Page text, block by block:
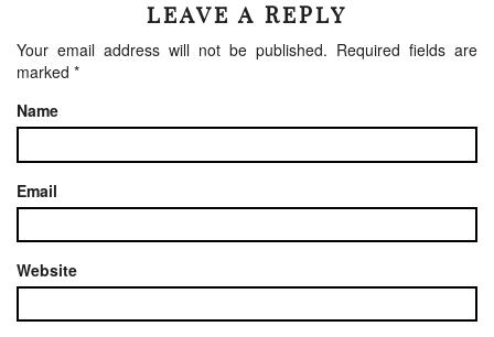
LEAVE A REPLY
Your email address will not be published. Required fields are
marked *
Name
Email
Website